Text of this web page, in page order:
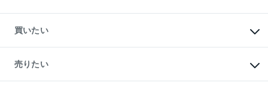
買いたい
新築・分譲マンションの購入
中古マンションの購入
一戸建ての購入
売りたい